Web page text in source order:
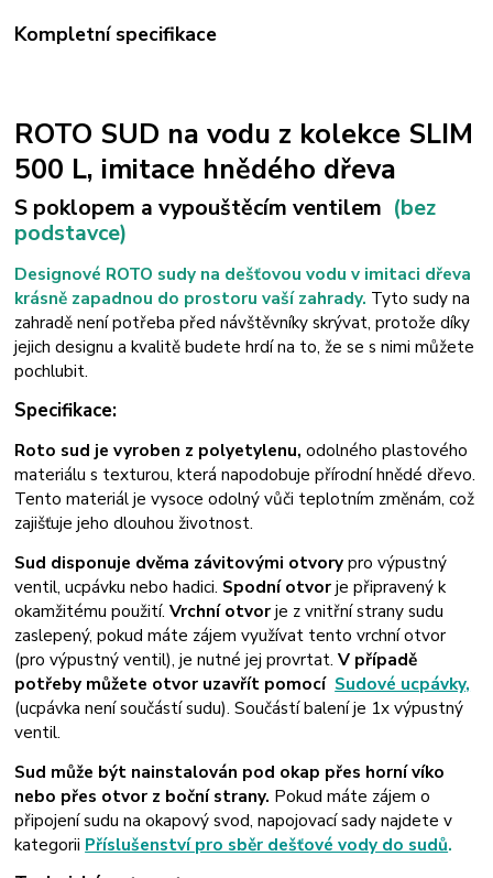
Kompletní specifikace
ROTO SUD na vodu z kolekce SLIM
500 L, imitace hnědého dřeva
S poklopem a vypouštěcím ventilem (bez
podstavce)
Designové ROTO sudy na dešťovou vodu v imitaci dřeva
krásně zapadnou do prostoru vaší zahrady. Tyto sudy na
zahradě není potřeba před návštěvníky skrývat, protože díky
jejich designu a kvalitě budete hrdí na to, že se s nimi můžete
pochlubit.
Specifikace:
Roto sud je vyroben z polyetylenu,odolného plastového
materiálu s texturou, která napodobuje přírodní hnědé dřevo.
Tento materiál je vysoce odolný vůči teplotním změnám, což
zajišťuje jeho dlouhou životnost.
Sud disponuje dvěma závitovými otvorypro výpustný
ventil, ucpávku nebo hadici. Spodní otvorje připravený k
okamžitému použití.Vrchní otvorje z vnitřní strany sudu
zaslepený, pokud máte zájem využívat tento vrchní otvor
(pro výpustný ventil), je nutné jej provrtat.V případě
potřeby můžete otvor uzavřít pomocí Sudové ucpávky,
(ucpávka není součástí sudu). Součástí balení je 1x výpustný
ventil.
Sud může být nainstalován pod okap přes horní víko
nebo přes otvor z boční strany. Pokud máte zájem o
připojení sudu na okapový svod, napojovací sady najdete v
kategorii Příslušenství pro sběr dešťové vody do sudů.